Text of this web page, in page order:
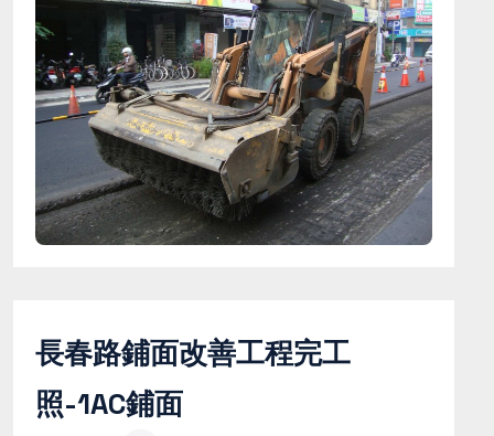
長春路鋪面改善工程完工
照-1AC鋪面